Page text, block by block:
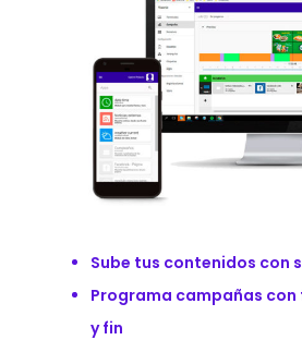
Sube tus contenidos con
Programa campañas con
y fin